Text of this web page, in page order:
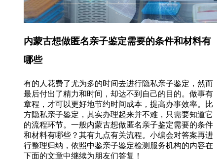
内蒙古想做匿名亲子鉴定需要的条件和材料有
哪些
有的人花费了尤为多的时间去进行隐私亲子鉴定，然而
最后付出了精力和时间，却达不到自己的目的。做事有
章程，才可以更好地节约时间成本，提高办事效率。比
方隐私亲子鉴定，其实办理起来并不难，只需要知道它
的流程环节。一般内蒙古想做匿名亲子鉴定需要的条件
和材料有哪些？其有九点有关流程。小编会对答案再进
行整理归纳，依照中鉴亲子鉴定检测服务机构的内容在
下面的文章中继续为朋友们答复！